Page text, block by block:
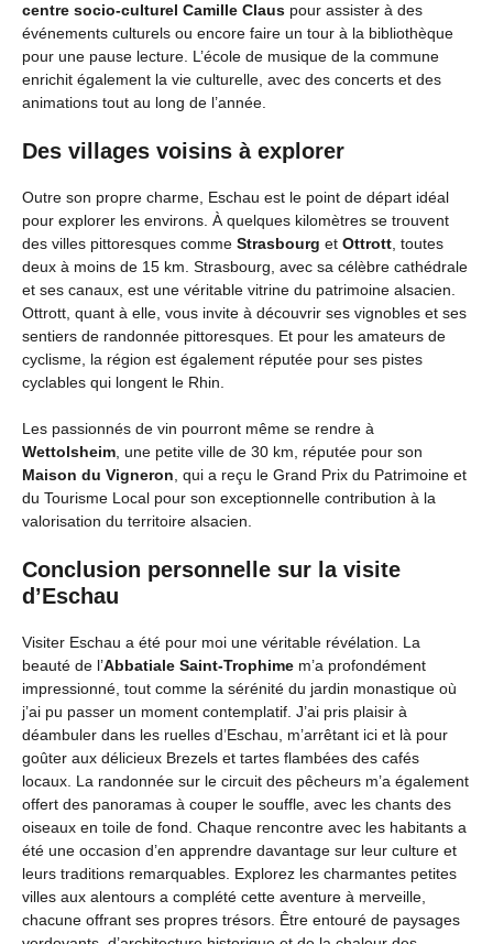
centre socio-culturel Camille Claus pour assister à des
événements culturels ou encore faire un tour à la bibliothèque
pour une pause lecture. L’école de musique de la commune
enrichit également la vie culturelle, avec des concerts et des
animations tout au long de l’année.
Des villages voisins à explorer
Outre son propre charme, Eschau est le point de départ idéal
pour explorer les environs. À quelques kilomètres se trouvent
des villes pittoresques comme Strasbourg et Ottrott, toutes
deux à moins de 15 km. Strasbourg, avec sa célèbre cathédrale
et ses canaux, est une véritable vitrine du patrimoine alsacien.
Ottrott, quant à elle, vous invite à découvrir ses vignobles et ses
sentiers de randonnée pittoresques. Et pour les amateurs de
cyclisme, la région est également réputée pour ses pistes
cyclables qui longent le Rhin.
Les passionnés de vin pourront même se rendre à
Wettolsheim, une petite ville de 30 km, réputée pour son
Maison du Vigneron, qui a reçu le Grand Prix du Patrimoine et
du Tourisme Local pour son exceptionnelle contribution à la
valorisation du territoire alsacien.
Conclusion personnelle sur la visite
d’Eschau
Visiter Eschau a été pour moi une véritable révélation. La
beauté de l’Abbatiale Saint-Trophime m’a profondément
impressionné, tout comme la sérénité du jardin monastique où
j’ai pu passer un moment contemplatif. J’ai pris plaisir à
déambuler dans les ruelles d’Eschau, m’arrêtant ici et là pour
goûter aux délicieux Brezels et tartes flambées des cafés
locaux. La randonnée sur le circuit des pêcheurs m’a également
offert des panoramas à couper le souffle, avec les chants des
oiseaux en toile de fond. Chaque rencontre avec les habitants a
été une occasion d’en apprendre davantage sur leur culture et
leurs traditions remarquables. Explorez les charmantes petites
villes aux alentours a complété cette aventure à merveille,
chacune offrant ses propres trésors. Être entouré de paysages